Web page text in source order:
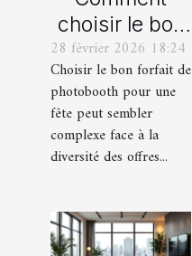
choisir le bon
forfait de
photobooth
pour votre fête
28 février 2026 18:24
Choisir le bon forfait de
photobooth pour une
fête peut sembler
complexe face à la
diversité des offres...